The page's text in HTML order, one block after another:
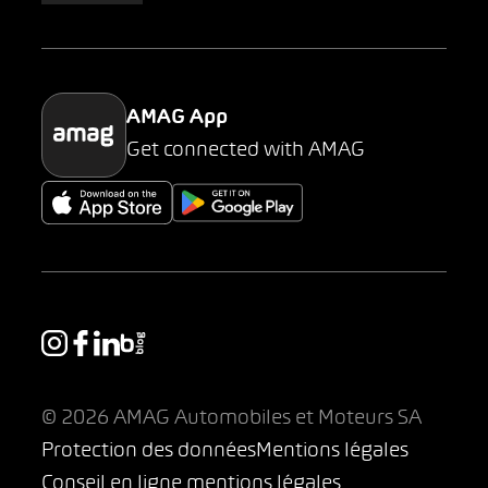
Parking
AMAG App
Get connected with AMAG
© 2026 AMAG Automobiles et Moteurs SA
Protection des donnéesMentions légales